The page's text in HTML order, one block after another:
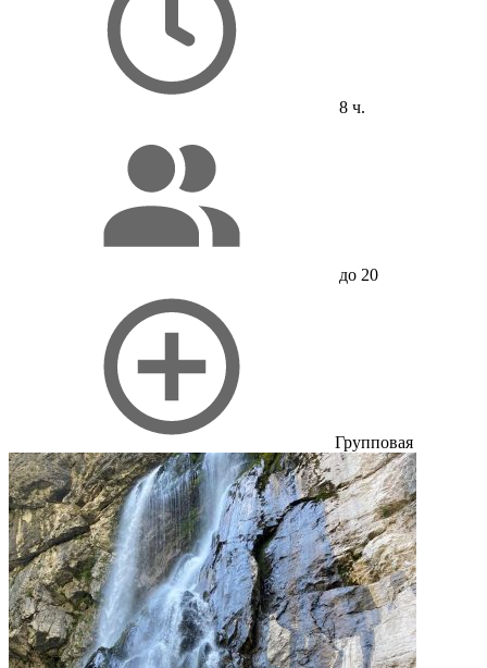
8 ч.
до 20
Групповая